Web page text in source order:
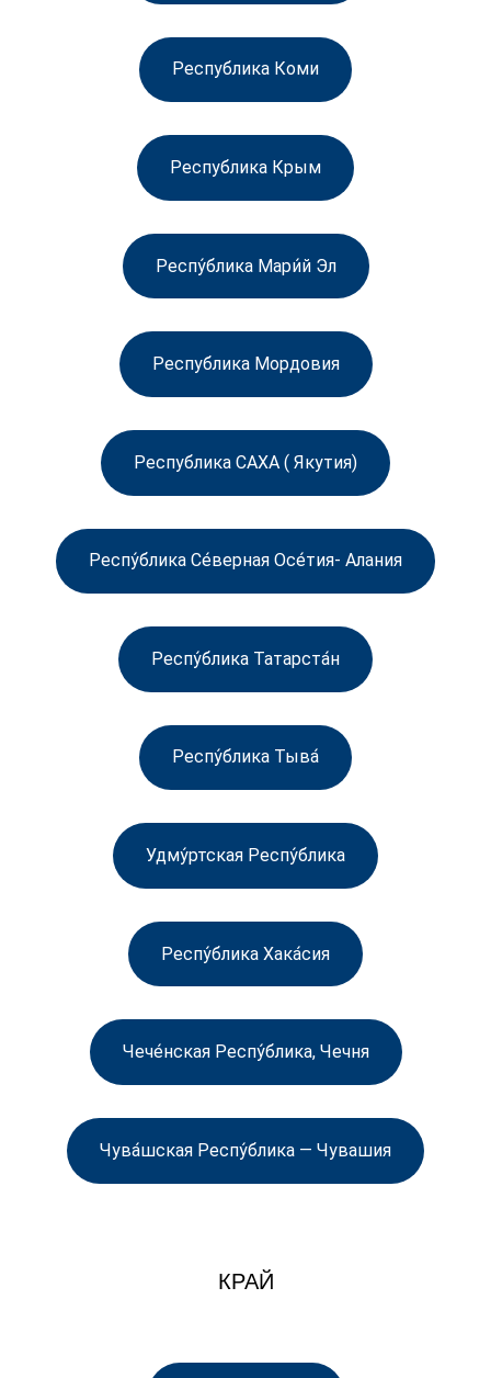
Республика Коми
Республика Крым
Респу́блика Мари́й Эл
Республика Мордовия
Республика САХА ( Якутия)
Респу́блика Се́верная Осе́тия- Алания
Респу́блика Татарста́н
Респу́блика Тыва́
Удму́ртская Респу́блика
Респу́блика Хака́сия
Чече́нская Респу́блика, Чечня
Чува́шская Респу́блика — Чувашия
КРАЙ